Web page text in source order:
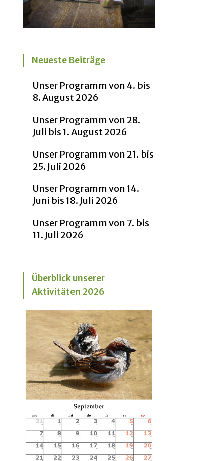
Neueste Beiträge
Unser Programm von 4. bis
8. August 2026
Unser Programm von 28.
Juli bis 1. August 2026
Unser Programm von 21. bis
25. Juli 2026
Unser Programm von 14.
Juni bis 18. Juli 2026
Unser Programm von 7. bis
11. Juli 2026
Überblick unserer
Aktivitäten 2026